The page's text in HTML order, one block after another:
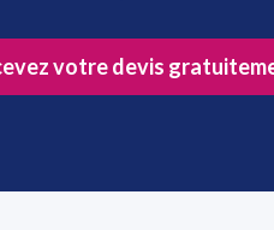
votre devis